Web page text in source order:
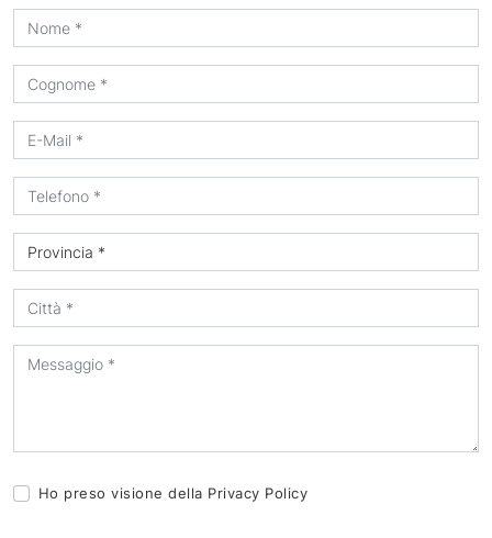
Ho preso visione della Privacy Policy